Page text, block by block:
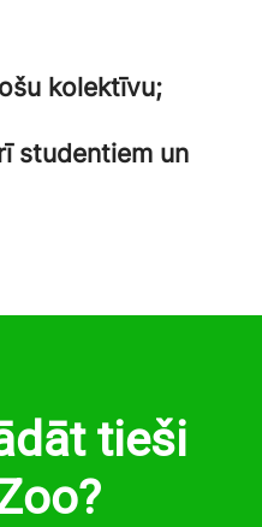
kolektīvu;
studentiem un
tieši